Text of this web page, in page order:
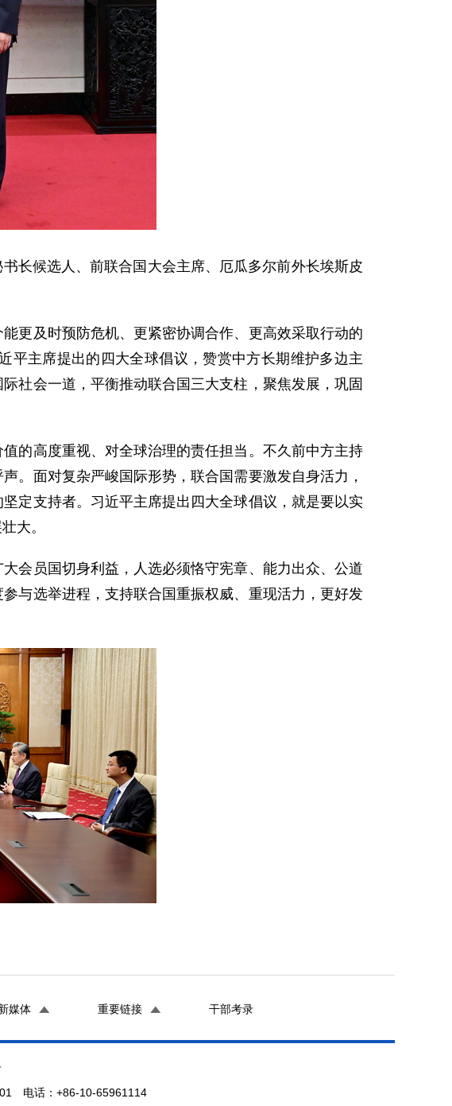
长候选人、前联合国大会主席、厄瓜多尔前外长埃斯皮
更及时预防危机、更紧密协调合作、更高效采取行动的
平主席提出的四大全球倡议，赞赏中方长期维护多边主
社会一道，平衡推动联合国三大支柱，聚焦发展，巩固
的高度重视、对全球治理的责任担当。不久前中方主持
。面对复杂严峻国际形势，联合国需要激发自身活力，
定支持者。习近平主席提出四大全球倡议，就是要以实
大。
会员国切身利益，人选必须恪守宪章、能力出众、公道
与选举进程，支持联合国重振权威、重现活力，更好发
媒体 重要链接 干部考录
电话：+86-10-65961114